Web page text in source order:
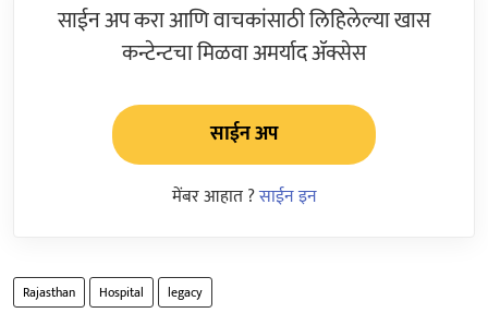
साईन अप करा आणि वाचकांसाठी लिहिलेल्या खास
कन्टेन्टचा मिळवा अमर्याद ॲक्सेस
साईन अप
मेंबर आहात ?साईन इन
Rajasthan Hospital legacy